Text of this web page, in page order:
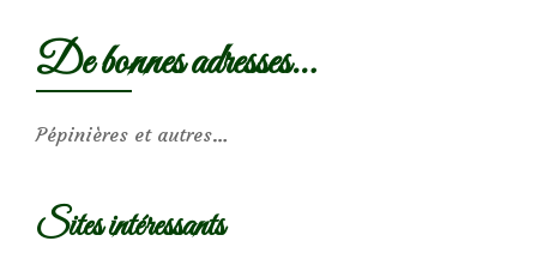
De bonnes adresses…
Pépinières et autres…
Sites intéressants